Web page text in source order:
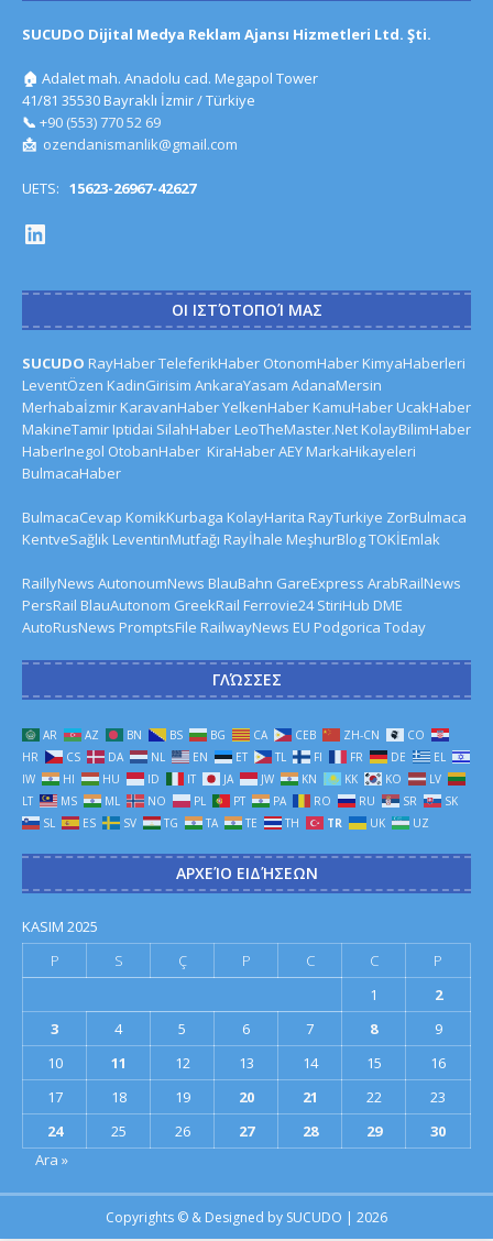
SUCUDO Dijital Medya Reklam Ajansı Hizmetleri Ltd. Şti.
🏠 Adalet mah. Anadolu cad. Megapol Tower
41/81 35530 Bayraklı İzmir / Türkiye
📞 +90 (553) 770 52 69
📩 ozendanismanlik@gmail.com
UETS: 15623-26967-42627
ΟΙ ΙΣΤΌΤΟΠΟΊ ΜΑΣ
SUCUDO RayHaberTeleferikHaber OtonomHaber KimyaHaberleri
LeventÖzen KadinGirisim AnkaraYasam AdanaMersin
Merhabaİzmir KaravanHaberYelkenHaber KamuHaber UcakHaber
MakineTamir Iptidai SilahHaber LeoTheMaster.Net KolayBilimHaber
HaberInegol OtobanHaber KiraHaberAEY MarkaHikayeleri
BulmacaHaber
BulmacaCevap KomikKurbaga KolayHarita RayTurkiye ZorBulmaca
KentveSağlık LeventinMutfağı Rayİhale MeşhurBlogTOKİEmlak
RaillyNews AutonoumNews BlauBahn GareExpress ArabRailNews
PersRail BlauAutonom GreekRail Ferrovie24 StiriHub DME
AutoRusNews PromptsFile RailwayNews EU Podgorica Today
ΓΛΏΣΣΕΣ
AR AZ BN BS BG CA CEB ZH-CN
CO
HR
CS DA NL EN ET TL FI FR DE
EL
IW
HI HU ID IT JA JW KN KK KO
LV
LT
MS ML NO PL PT PA RO RU SR
SK
SL
ES SV TG TA TE TH TR UK UZ
ΑΡΧΕΊΟ ΕΙΔΉΣΕΩΝ
KASIM 2025
P
S Ç P C C
P
1
2
3
4 5 6 7 8
9
10
11 12 13 14 15
16
17
18 19 20 21 22
23
24
25 26 27 28 29
30
Ara »
Copyrights © & Designed by SUCUDO | 2026